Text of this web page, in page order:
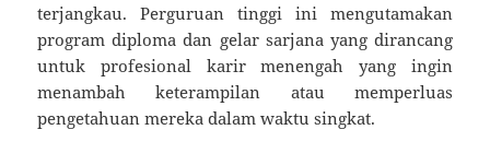
terjangkau. Perguruan tinggi ini mengutamakan
program diploma dan gelar sarjana yang dirancang
untuk profesional karir menengah yang ingin
menambah keterampilan atau memperluas
pengetahuan mereka dalam waktu singkat.